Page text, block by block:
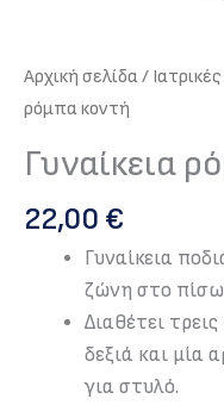
Αρχική σελίδα/
ρόμπα κοντή
Γυναίκεια
22,00 €
Γυναίκεια
ζώνη στο πίσω
Διαθέτει
δεξιά και μία
για στυλό.